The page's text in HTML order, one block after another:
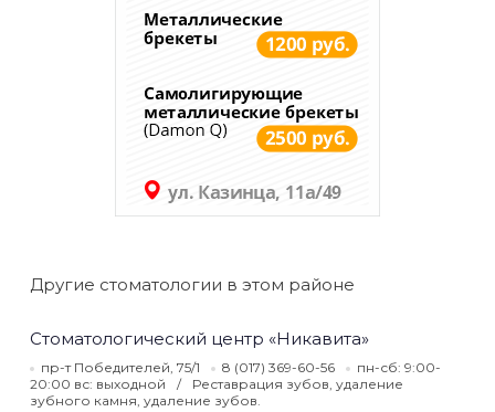
Другие стоматологии в этом районе
Стоматологический центр «Никавита»
пр-т Победителей, 75/1 8 (017) 369-60-56
пн-сб: 9:00-
20:00 вс: выходной
Реставрация зубов, удаление
зубного камня, удаление зубов.